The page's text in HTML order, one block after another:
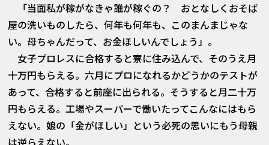
「当面私が稼がなきゃ誰が稼ぐの？ おとなしくおそば
屋の洗いものしたら、何年も何年も、このまんまじゃな
い。母ちゃんだって、お金ほしいんでしょう」。
女子プロレスに合格すると寮に住み込んで、そのうえ月
十万円もらえる。六月にプロになれるかどうかのテストが
あって、合格すると前座に出られる。そうすると月二十万
円もらえる。工場やスーパーで働いたってこんなにはもら
えない。娘の「金がほしい」という必死の思いにもう母親
は逆らえない。